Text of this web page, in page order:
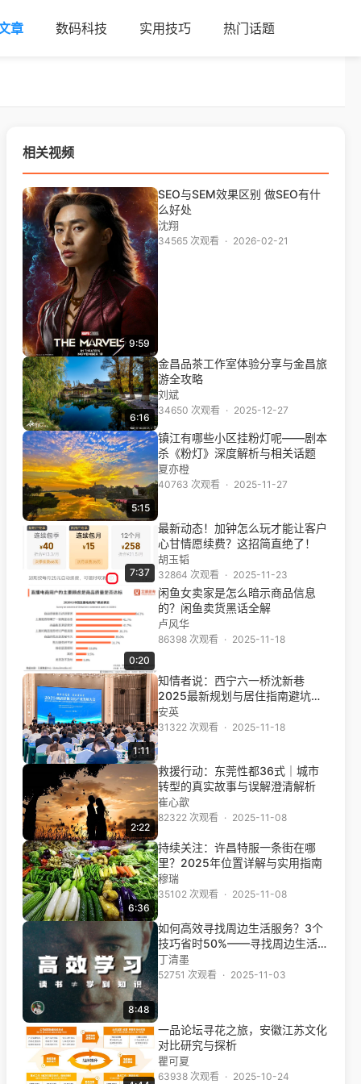
章 数码科技 实用技巧 热门话题
相关视频
9:59
SEO与SEM效果区别 做SEO有什
么好处
沈翔
34565 次观看 · 2026-02-21
6:16
金昌品茶工作室体验分享与金昌旅
游全攻略
刘斌
34650 次观看 · 2025-12-27
5:15
镇江有哪些小区挂粉灯呢——剧本
杀《粉灯》深度解析与相关话题
夏亦橙
40763 次观看 · 2025-11-27
7:37
最新动态！加钟怎么玩才能让客户
心甘情愿续费？这招简直绝了！
胡玉韬
32864 次观看 · 2025-11-23
0:20
闲鱼女卖家是怎么暗示商品信息
的？闲鱼卖货黑话全解
卢风华
86398 次观看 · 2025-11-18
1:11
知情者说：西宁六一桥沈新巷
2025最新规划与居住指南避坑技
巧全攻略
安英
31322 次观看 · 2025-11-18
2:22
救援行动：东莞性都36式｜城市
转型的真实故事与误解澄清解析
崔心歆
82322 次观看 · 2025-11-08
6:36
持续关注：许昌特服一条街在哪
里？2025年位置详解与实用指南
穆瑞
35102 次观看 · 2025-11-08
8:48
如何高效寻找周边生活服务？3个
技巧省时50%——寻找周边生活服
务的高效方法
丁清墨
52751 次观看 · 2025-11-03
一品论坛寻花之旅，安徽江苏文化
对比研究与探析
瞿可夏
63938 次观看 · 2025-10-24